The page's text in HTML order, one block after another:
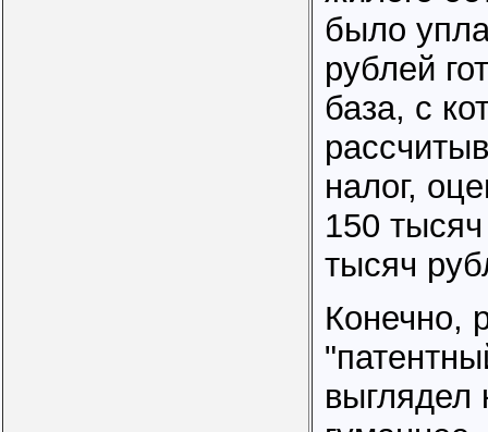
было
рублей
база, с
налог,
150
тысяч
Конечно,
выглядел